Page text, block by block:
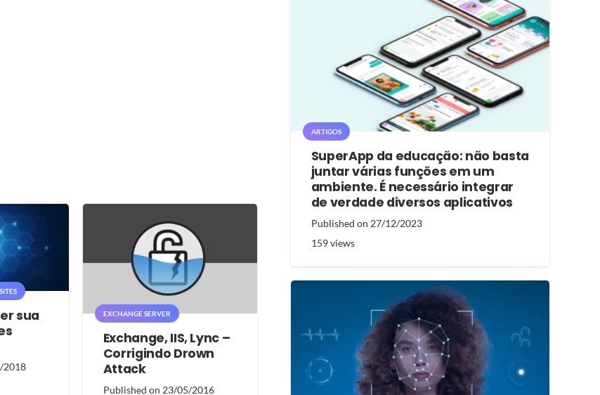
sua
2018
EXCHANGE SERVER
Exchange, IIS, Lync –
Corrigindo Drown
Attack
Published on 23/05/2016
ARTIGOS
SuperApp da educação: não basta
juntar várias funções em um
ambiente. É necessário integrar
de verdade diversos aplicativos
Published on 27/12/2023
159views